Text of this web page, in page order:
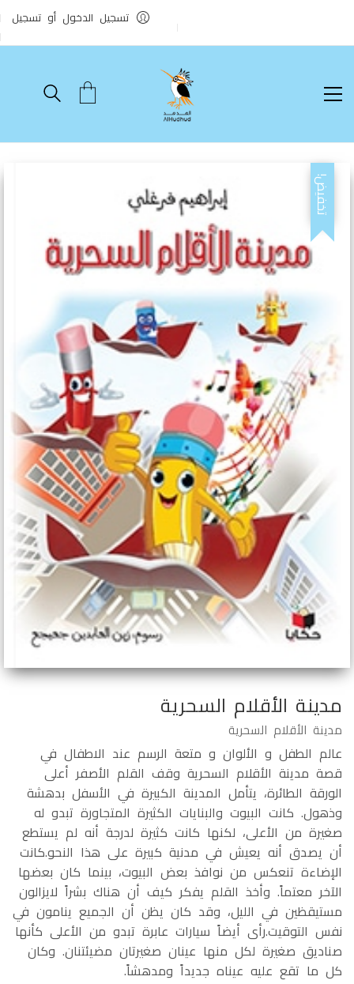
تسجيل الدخول أو تسجيل
تخفيض!
مدينة الأقلام السحرية
مدينة الأقلام السحرية
عالم الطفل و الألوان و متعة الرسم عند الاطفال في
قصة مدينة الأقلام السحرية وقف القلم الأصفر أعلى
الورقة الطائرة، يتأمل المدينة الكبيرة في الأسفل بدهشة
وذهول. كانت البيوت والبنايات الكثيرة المتجاورة تبدو له
صغيرة من الأعلى، لكنها كانت كثيرة لدرجة أنه لم يستطع
أن يصدق أنه يعيش في مدنية كبيرة على هذا النحو.كانت
الإضاءة تنعكس من نوافذ بعض البيوت، بينما كان بعضها
الآخر معتماً. وأخذ القلم يفكر كيف أن هناك بشراً لايزالون
مستيقظين في الليل، وقد كان يظن أن الجميع ينامون في
نفس التوقيت.رأى أيضاً سيارات عابرة تبدو من الأعلى كأنها
صناديق صغيرة لكل منها عينان صغيرتان مضيئتنان. وكان
كل ما تقع عليه عيناه جديداً ومدهشاً.